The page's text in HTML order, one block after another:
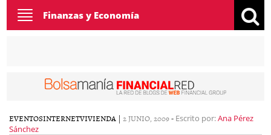
Toggle
navigation
Finanzas y Economía
EVENTOSINTERNETVIVIENDA | 2 JUNIO, 2009- Escrito por:Ana Pérez
Sánchez